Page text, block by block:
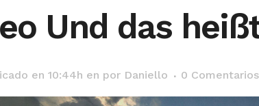
Und das
en 10:44h en por Daniello 0 Comentarios